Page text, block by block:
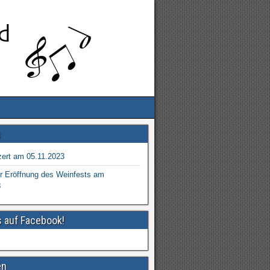
am 05.11.2023
Eröffnung des Weinfests am
auf Facebook!